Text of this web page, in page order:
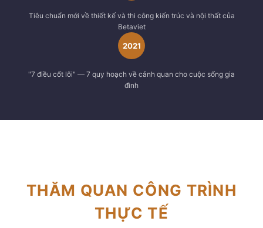
Tiêu chuẩn mới về thiết kế và thi công kiến trúc và nội thất của
Betaviet
2021
"7 điều cốt lõi" — 7 quy hoạch về cảnh quan cho cuộc sống gia
đình
THĂM QUAN CÔNG TRÌNH
THỰC TẾ